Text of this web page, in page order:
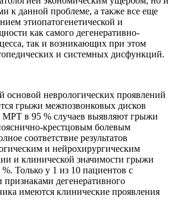
к данной проблеме, а также все еще
этиопатогенетической и
как самого дегенеративно-
так и возникающих при этом
и системных дисфункций.
основой неврологических проявлений
грыжи межпозвонковых дисков
в 95 % случаев выявляют грыжи
крестцовым болевым
соответствие результатов
и нейрохирургическим
и клинической значимости грыжи
%. Только у 1 из 10 пациентов с
признаками дегенеративного
имеются клинические проявления